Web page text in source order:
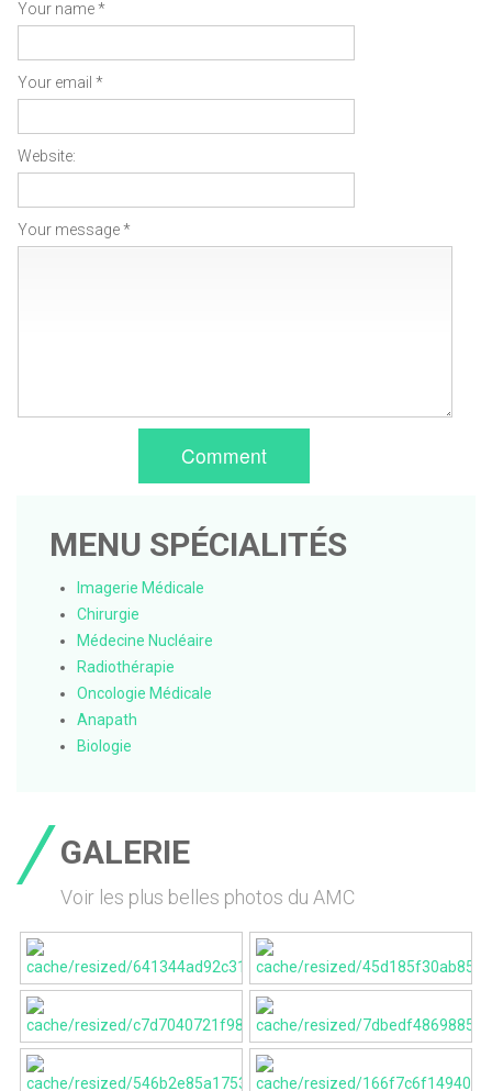
Your name *
Your email *
Website:
Your message *
Comment
MENU SPÉCIALITÉS
Imagerie Médicale
Chirurgie
Médecine Nucléaire
Radiothérapie
Oncologie Médicale
Anapath
Biologie
GALERIE
Voir les plus belles photos du AMC